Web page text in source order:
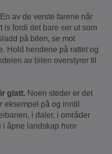
En av de verste farene når
is fordi det bare ser ut som
på bilen, se mot
Hold hendene på rattet og
av bilen overstyrer til
glatt. Noen steder er det
eksempel på og inntil
i daler, i områder
åpne landskap hvor